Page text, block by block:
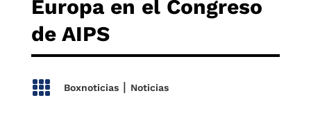
Europa en el Congreso
de AIPS
 Boxnoticias| Noticias